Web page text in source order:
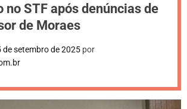
r
no STF após denúncias de
de Moraes
de setembro de 2025 por